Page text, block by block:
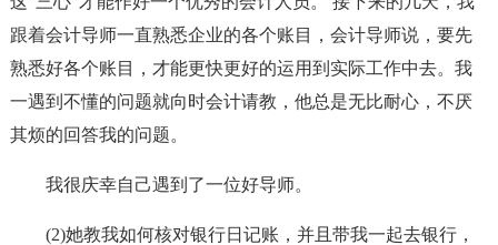
跟着会计导师一直熟悉企业的各个账目，会计导师说，要先
熟悉好各个账目，才能更快更好的运用到实际工作中去。我
一遇到不懂的问题就向时会计请教，他总是无比耐心，不厌
其烦的回答我的问题。
我很庆幸自己遇到了一位好导师。
(2)她教我如何核对银行日记账，并且带我一起去银行，